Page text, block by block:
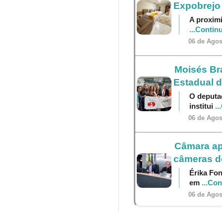
Expobrejo
A
06 de
Moisés
Estadual
O
institui
06 de
Câmara
câmeras
Érika
em
06 de